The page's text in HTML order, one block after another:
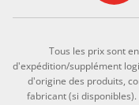
Tous les prix sont
d'expédition/supplément
d'origine des produits,
fabricant (si